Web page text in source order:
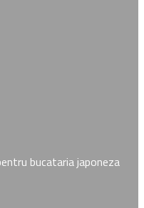
bucataria japoneza